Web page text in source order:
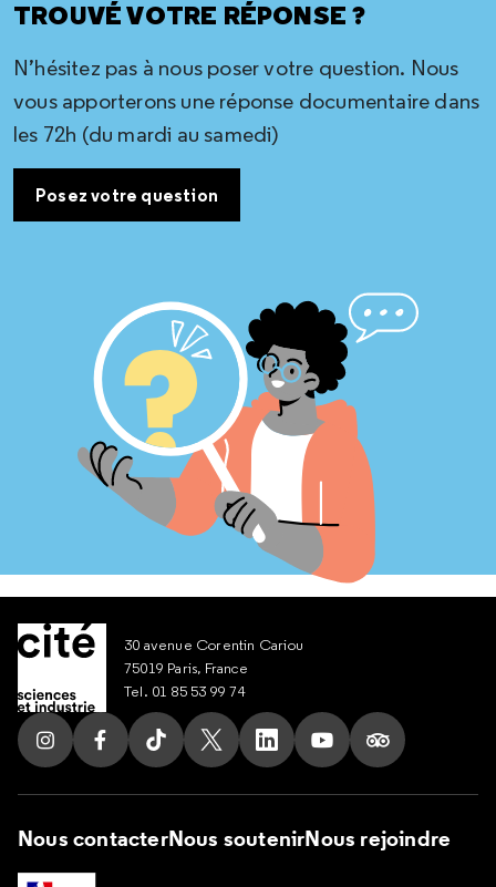
TROUVÉ VOTRE RÉPONSE ?
N’hésitez pas à nous poser votre question. Nous
vous apporterons une réponse documentaire dans
les 72h (du mardi au samedi)
Posez votre question
30 avenue Corentin Cariou
75019 Paris, France
Tel. 01 85 53 99 74
Suivez nous sur Instagram
Suivez nous sur Facebook
Suivez nous sur Tik Tok
Suivez nous sur X
Suivez nous sur LinkedIn
Suivez nous sur
Suivez nous
Nous contacterNous soutenirNous rejoindre